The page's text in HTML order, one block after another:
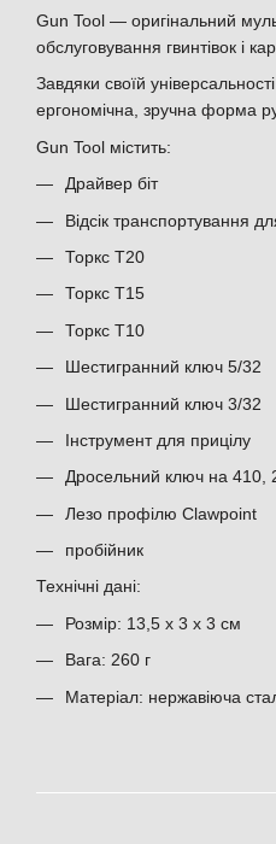
Gun Tool — оригінальний
обслуговування гвинтівок і
Завдяки своїй
ергономічна, зручна форма
Gun Tool містить:
Драйвер біт
Відсік транспортування
Торкс Т20
Торкс Т15
Торкс Т10
Шестигранний ключ 5/32
Шестигранний ключ 3/32
Інструмент для прицілу
Дросельний ключ на 410,
Лезо профілю Clawpoint
пробійник
Технічні дані:
Розмір: 13,5 х 3 х 3 см
Вага: 260 г
Матеріал: нержавіюча